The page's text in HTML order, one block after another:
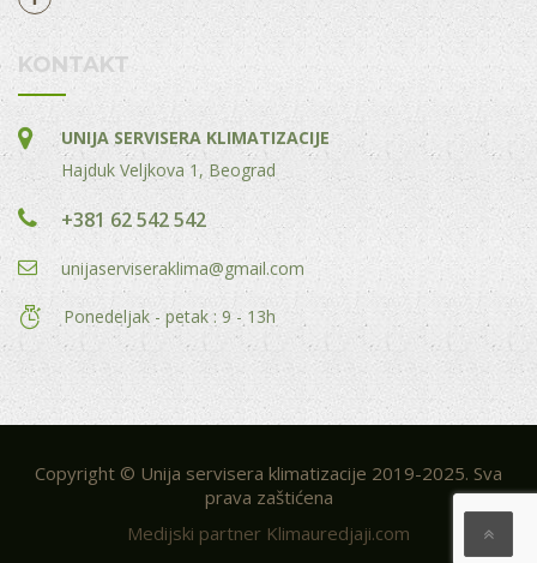
KONTAKT
UNIJA SERVISERA KLIMATIZACIJE
Hajduk Veljkova 1, Beograd
+381 62 542 542
unijaserviseraklima@gmail.com
Ponedeljak - petak : 9 - 13h
Copyright © Unija servisera klimatizacije 2019-2025. Sva
prava zaštićena
Medijski partner Klimauredjaji.com